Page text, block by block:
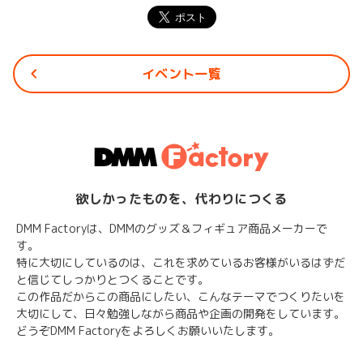
イベント一覧
欲しかったものを、代わりにつくる
DMM Factoryは、DMMのグッズ＆フィギュア商品メーカーで
す。
特に大切にしているのは、これを求めているお客様がいるはずだ
と信じてしっかりとつくることです。
この作品だからこの商品にしたい、こんなテーマでつくりたいを
大切にして、日々勉強しながら商品や企画の開発をしています。
どうぞDMM Factoryをよろしくお願いいたします。